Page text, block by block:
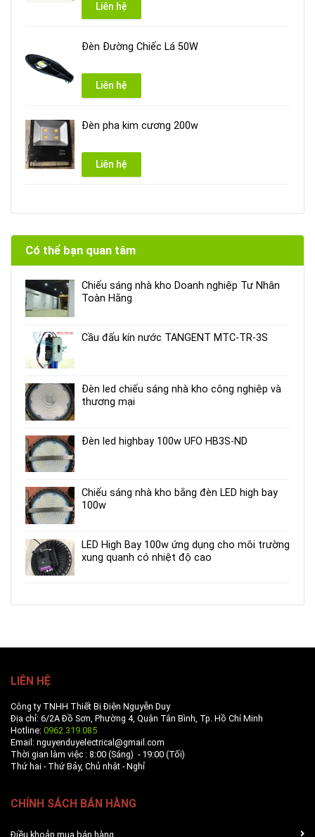
Liên hệ
Đèn Đường Chiếc Lá 50W
Liên hệ
Đèn pha kim cương 200w
Liên hệ
Có thể bạn quan tâm
Chiếu sáng nhà kho Doanh nghiệp Tư Nhân
Toàn Hằng
Cầu đấu kín nước TANGENT MTC-TR-3S
Đèn led chiếu sáng nhà kho công nghiệp và
thương mại
Đèn led highbay 100w UFO HB3S-ND
Chiếu sáng nhà kho bằng đèn LED high bay
100w
LED High Bay 100w ứng dụng cho môi trường
xung quanh có nhiệt độ cao
LIÊN HỆ
Công ty TNHH Thiết Bị Điện Nguyễn Duy
Địa chỉ: 6/2A Đồ Sơn, Phường 4, Quận Tân Bình, Tp. Hồ Chí Minh
Hotline: 0962.319.085
Email: nguyenduyelectrical@gmail.com
Thời gian làm việc : 8:00 (Sáng) - 19:00 (Tối)
Thứ hai - Thứ Bảy, Chủ nhật - Nghỉ
CHÍNH SÁCH BÁN HÀNG
Điều khoản mua bán hàng